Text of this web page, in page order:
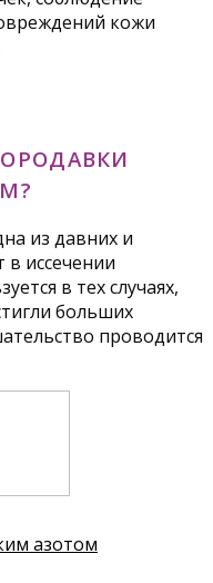
кожи
из давних и
иссечении
в тех случаях,
больших
проводится
азотом